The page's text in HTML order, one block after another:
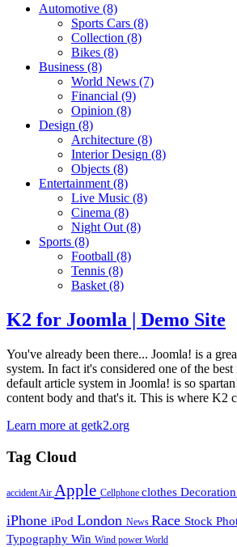
Automotive (8)
Sports Cars (8)
Collection (8)
Bikes (8)
Business (8)
World News (7)
Financial (9)
Opinion (8)
Design (8)
Architecture (8)
Interior Design (8)
Objects (8)
Entertainment (8)
Live Music (8)
Cinema (8)
Night Out (8)
Sports (8)
Football (8)
Tennis (8)
Basket (8)
K2 for Joomla | Demo Site
You've already been there... Joomla! is a
system. In fact it's considered one of the
default article system in Joomla! is so
content body and that's it. This is where K2
Learn more at getk2.org
Tag Cloud
accidentAir Apple Cellphone clothes Decoration
iPhone iPod London News Race Stock
Typography Win Wind power World